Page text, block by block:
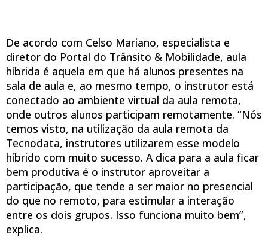
De acordo com Celso Mariano, especialista e
diretor do Portal do Trânsito & Mobilidade, aula
híbrida é aquela em que há alunos presentes na
sala de aula e, ao mesmo tempo, o instrutor está
conectado ao ambiente virtual da aula remota,
onde outros alunos participam remotamente. “Nós
temos visto, na utilização da aula remota da
Tecnodata, instrutores utilizarem esse modelo
híbrido com muito sucesso. A dica para a aula ficar
bem produtiva é o instrutor aproveitar a
participação, que tende a ser maior no presencial
do que no remoto, para estimular a interação
entre os dois grupos. Isso funciona muito bem”,
explica.